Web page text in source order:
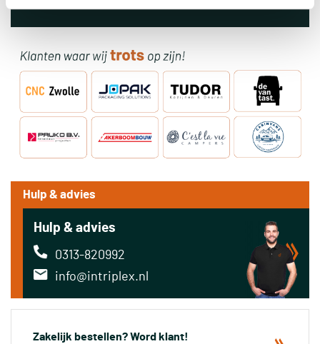
Hulp & advies
Hulp & advies
0313-820992
info@intriplex.nl
Zakelijk bestellen? Word klant!